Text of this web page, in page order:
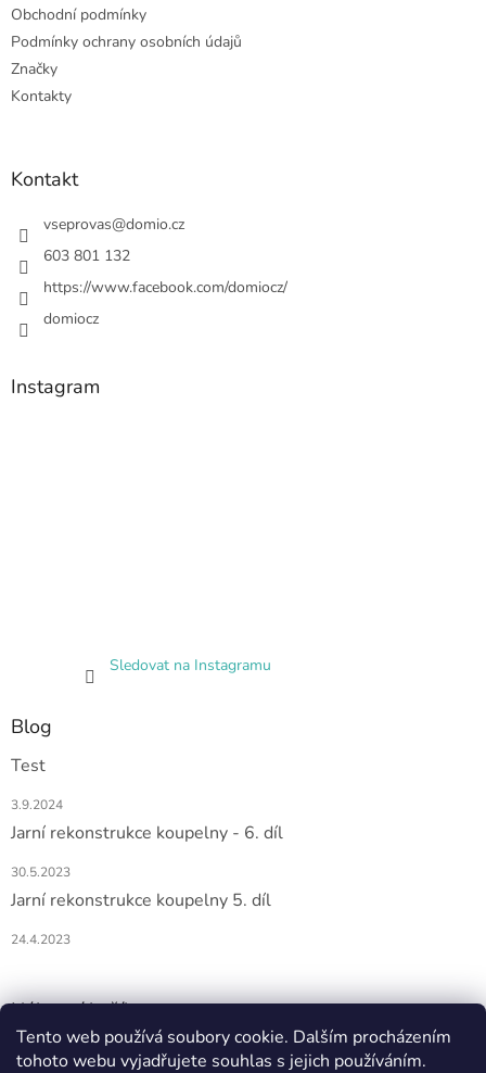
Tento web používá soubory cookie. Dalším procházením
tohoto webu vyjadřujete souhlas s jejich používáním.
Obchodní podmínky
Podmínky ochrany osobních údajů
Značky
Kontakty
Kontakt
vseprovas@domio.cz
603 801 132
https://www.facebook.com/domiocz/
domiocz
Instagram
Sledovat na Instagramu
Blog
Test
3.9.2024
Jarní rekonstrukce koupelny - 6. díl
30.5.2023
Jarní rekonstrukce koupelny 5. díl
24.4.2023
Nákupní košík
0KS /0 KČ